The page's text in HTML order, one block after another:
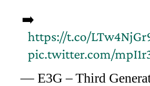
➡️
https://t.co/
pic.twitter.com/
— E3G – Third